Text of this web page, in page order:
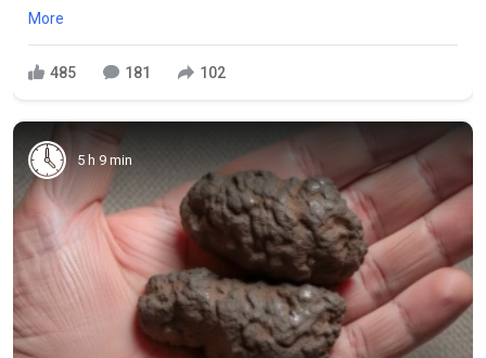
More
485 181 102
5 h 9 min